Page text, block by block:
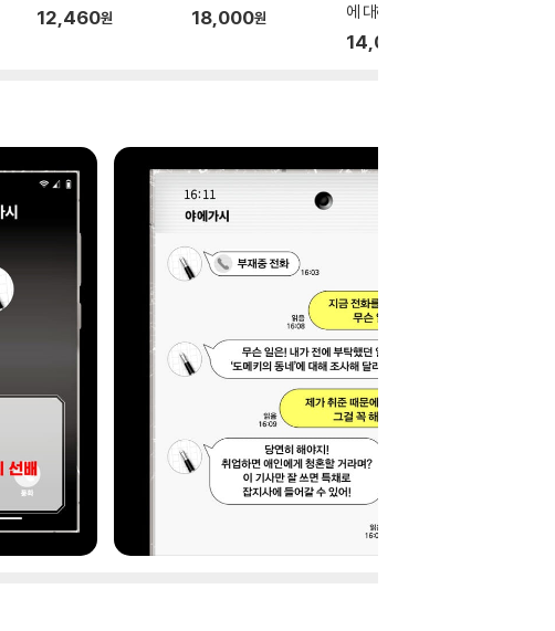
12,460원 18,000원
에 대하여
14,000